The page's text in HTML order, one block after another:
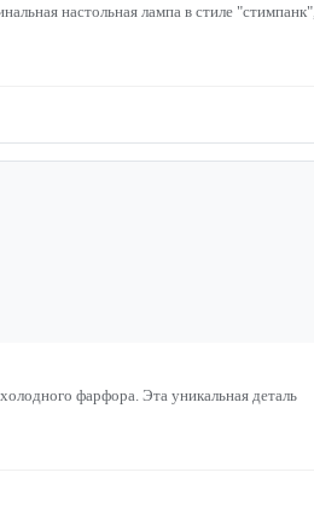
настольная лампа в стиле "стимпанк",
фарфора. Эта уникальная деталь